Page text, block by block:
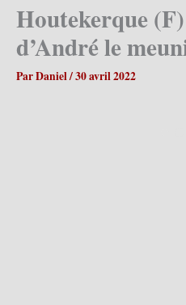
Houtekerque
d’André le
ParDaniel/30 avril 2022